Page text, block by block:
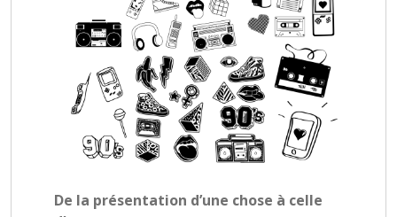
De la présentation d’une chose à celle